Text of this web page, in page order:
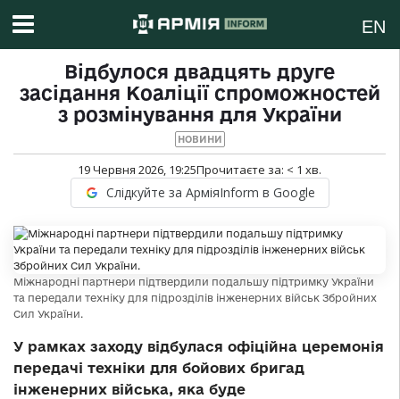
EN
Відбулося двадцять друге
засідання Коаліції спроможностей
з розмінування для України
НОВИНИ
19 Червня 2026, 19:25Прочитаєте за: < 1 хв.
Слідкуйте за АрміяInform в Google
Міжнародні партнери підтвердили подальшу підтримку України
та передали техніку для підрозділів інженерних військ Збройних
Сил України.
У рамках заходу відбулася офіційна церемонія
передачі техніки для бойових бригад
інженерних війська, яка буде